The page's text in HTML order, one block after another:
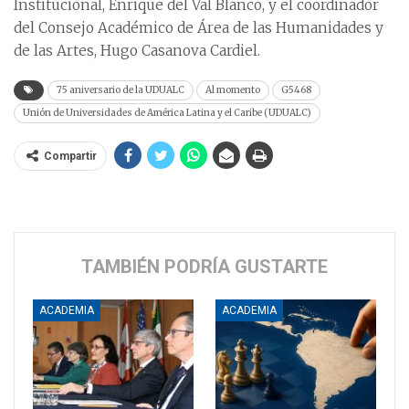
Institucional, Enrique del Val Blanco, y el coordinador
del Consejo Académico de Área de las Humanidades y
de las Artes, Hugo Casanova Cardiel.
75 aniversario de la UDUALC Al momento
G5468
Unión de Universidades de América Latina y el Caribe (UDUALC)
Compartir
TAMBIÉN PODRÍA GUSTARTE
ACADEMIA ACADEMIA